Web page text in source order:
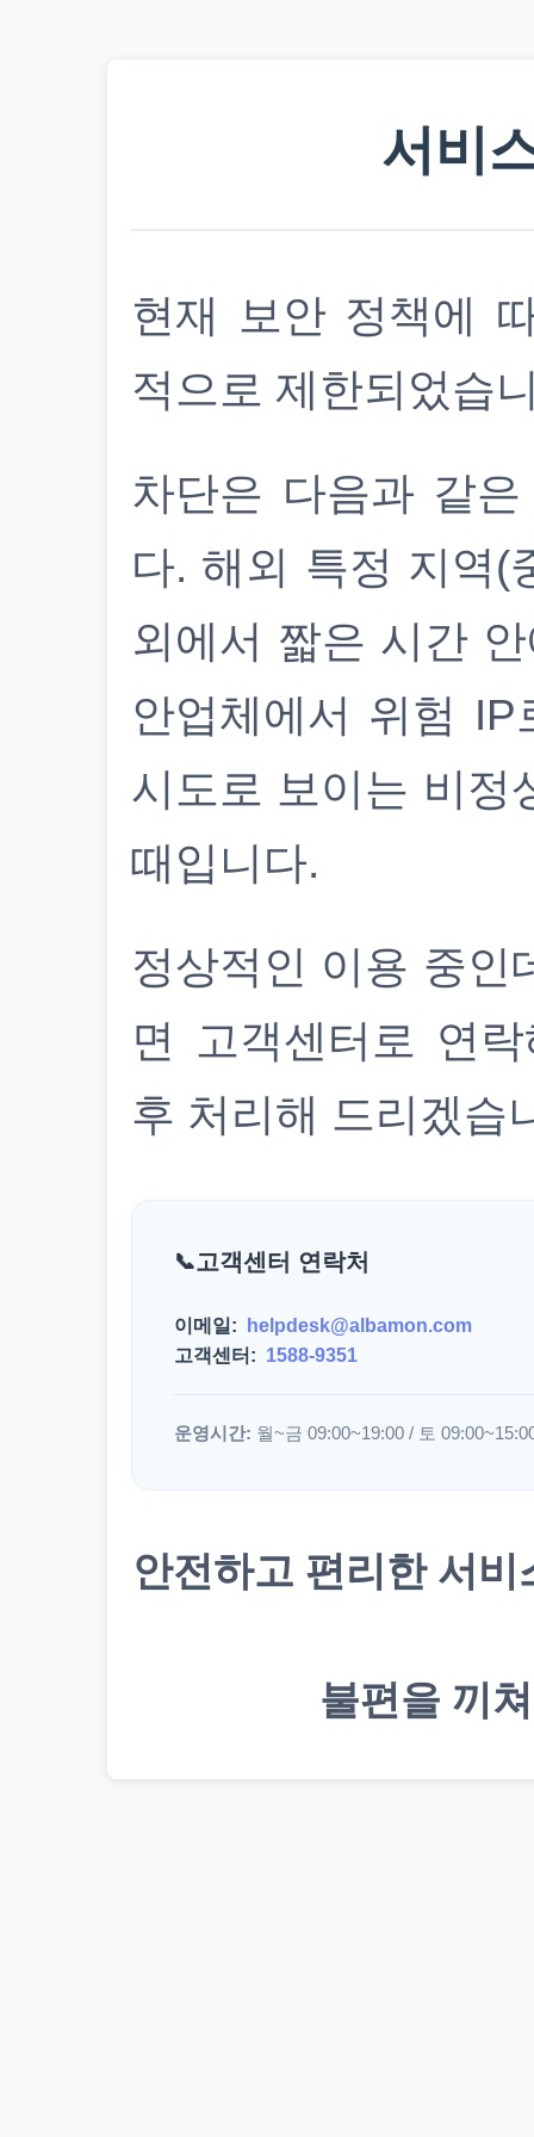
서비
현재 보안 정책에
적으로 제한되었습
차단은 다음과 같
다. 해외 특정 지역(
외에서 짧은 시간
안업체에서 위험
시도로 보이는 비정
때입니다.
정상적인 이용 중인
면 고객센터로 연
후 처리해 드리겠습
고객센터 연락처
이메일:
helpdesk@albamon.com
고객센터: 1588-9351
운영시간: 월~금 09:00~19:00 / 토
안전하고 편리한 서
불편을 끼